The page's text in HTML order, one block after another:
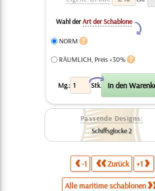
Wahl derArt der Schablone
Y
NORM
RÄUMLICH, Preis +30%
Mg.: Stk.
X
Passende Designs:
Schiffsglocke 2
-1 Zurück +1
Alle maritime schablonen